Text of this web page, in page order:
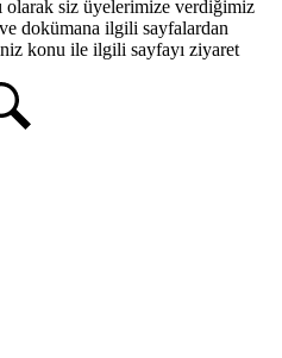
olarak siz üyelerimize verdiğimiz
dokümana ilgili sayfalardan
konu ile ilgili sayfayı ziyaret